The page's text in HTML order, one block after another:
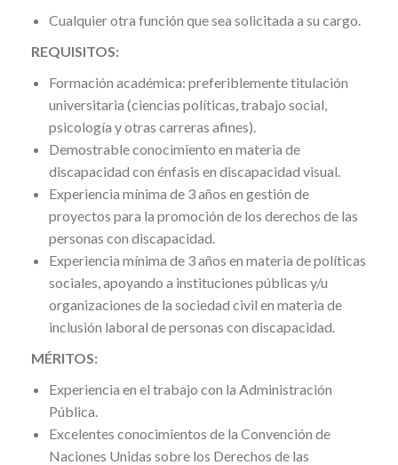
Cualquier otra función que sea solicitada a su cargo.
REQUISITOS:
Formación académica: preferiblemente titulación
universitaria (ciencias políticas, trabajo social,
psicología y otras carreras afines).
Demostrable conocimiento en materia de
discapacidad con énfasis en discapacidad visual.
Experiencia mínima de 3 años en gestión de
proyectos para la promoción de los derechos de las
personas con discapacidad.
Experiencia mínima de 3 años en materia de políticas
sociales, apoyando a instituciones públicas y/u
organizaciones de la sociedad civil en materia de
inclusión laboral de personas con discapacidad.
MÉRITOS:
Experiencia en el trabajo con la Administración
Pública.
Excelentes conocimientos de la Convención de
Naciones Unidas sobre los Derechos de las